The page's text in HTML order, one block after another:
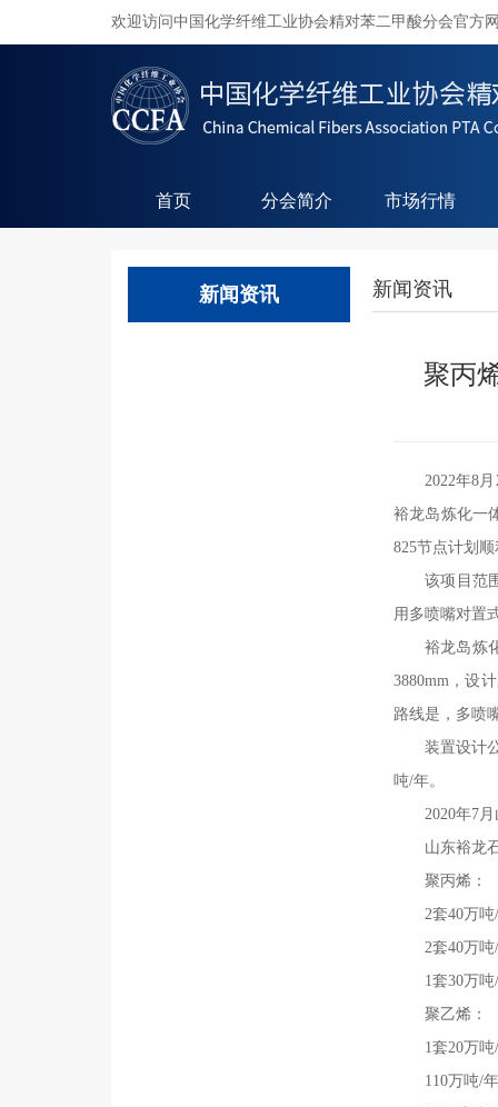
欢迎访问中国化学纤维工业协会精对苯二甲酸分会官方
首页 分会简介 市场行情
新闻资讯 新闻资讯
聚丙
2022年8
裕龙岛炼化一
825节点计划
该项目范
用多喷嘴对置
裕龙岛炼
3880mm，设
路线是，多喷
装置设计
吨/年。
2020年7
山东裕龙
聚丙烯：
2套40万
2套40万
1套30万
聚乙烯：
1套20万
110万吨/